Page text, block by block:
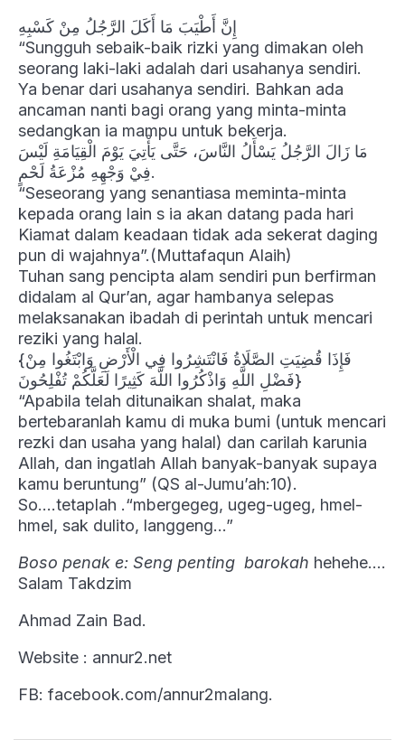
إِنَّ أَطْيَبَ مَا أَكَلَ الرَّجُلُ مِنْ كَسْبِهِ
“Sungguh sebaik-baik rizki yang dimakan oleh
seorang laki-laki adalah dari usahanya sendiri.
Ya benar dari usahanya sendiri. Bahkan ada
ancaman nanti bagi orang yang minta-minta
sedangkan ia mampu untuk bekerja.
مَا زَالَ الرَّجُلُ يَسْأَلُ النَّاسَ، حَتَّى يَأْتِيَ يَوْمَ الْقِيَامَةِ لَيْسَ
فِيْ وَجْهِهِ مُزْعَةُ لَحْمٍ.
“Seseorang yang senantiasa meminta-minta
kepada orang lain s ia akan datang pada hari
Kiamat dalam keadaan tidak ada sekerat daging
pun di wajahnya”.(Muttafaqun Alaih)
Tuhan sang pencipta alam sendiri pun berfirman
didalam al Qur’an, agar hambanya selepas
melaksanakan ibadah di perintah untuk mencari
reziki yang halal.
{فَإِذَا قُضِيَتِ الصَّلَاةُ فَانْتَشِرُوا فِي الْأَرْضِ وَابْتَغُوا مِنْ
فَضْلِ اللَّهِ وَاذْكُرُوا اللَّهَ كَثِيرًا لَعَلَّكُمْ تُفْلِحُونَ}
“Apabila telah ditunaikan shalat, maka
bertebaranlah kamu di muka bumi (untuk mencari
rezki dan usaha yang halal) dan carilah karunia
Allah, dan ingatlah Allah banyak-banyak supaya
kamu beruntung” (QS al-Jumu’ah:10).
So….tetaplah .“mbergegeg, ugeg-ugeg, hmel-
hmel, sak dulito, langgeng…”
Boso penak e: Seng penting barokah hehehe….
Salam Takdzim
Ahmad Zain Bad.
Website : annur2.net
FB: facebook.com/annur2malang.